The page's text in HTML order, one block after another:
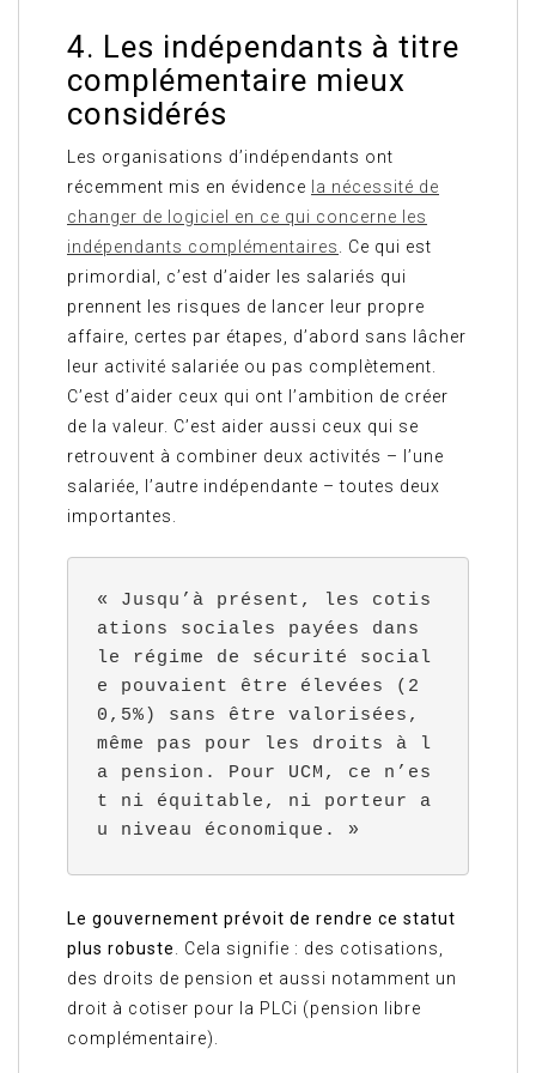
4. Les indépendants à titre
complémentaire mieux
considérés
Les organisations d’indépendants ont
récemment mis en évidence
la nécessité de
changer de logiciel en ce qui concerne les
indépendants complémentaires
. Ce qui est
primordial, c’est d’aider les salariés qui
prennent les risques de lancer leur propre
affaire, certes par étapes, d’abord sans lâcher
leur activité salariée ou pas complètement.
C’est d’aider ceux qui ont l’ambition de créer
de la valeur. C’est aider aussi ceux qui se
retrouvent à combiner deux activités – l’une
salariée, l’autre indépendante – toutes deux
importantes.
« Jusqu’à présent, les cotis
ations sociales payées dans
le régime de sécurité social
e pouvaient être élevées (2
0,5%) sans être valorisées,
même pas pour les droits à l
a pension. Pour UCM, ce n’es
t ni équitable, ni porteur a
u niveau économique. »
Le gouvernement prévoit de rendre ce statut
plus robuste
. Cela signifie : des cotisations,
des droits de pension et aussi notamment un
droit à cotiser pour la PLCi (pension libre
complémentaire).